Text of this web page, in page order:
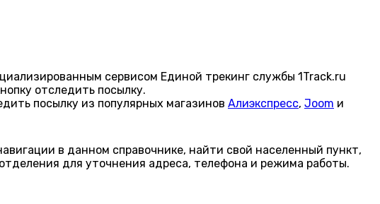
сервисом Единой трекинг службы 1Track.ru
отследить посылку.
посылку из популярных магазинов Алиэкспресс, Joom и
в данном справочнике, найти свой населенный пункт,
для уточнения адреса, телефона и режима работы.